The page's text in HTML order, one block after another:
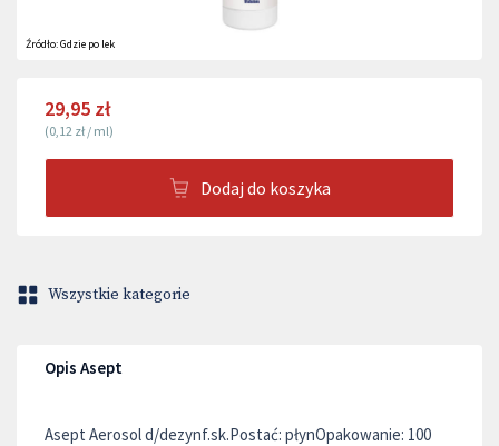
Źródło:Gdzie po lek
29,95 zł
(0,12 zł / ml)
Dodaj do koszyka
Wszystkie kategorie
Opis Asept
Asept Aerosol d/dezynf.sk.Postać: płynOpakowanie: 100